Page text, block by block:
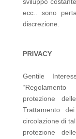
sviluppo
ecc.. sono
discrezione.
PRIVACY
Gentile
protezione
Trattamento
circolazione di
protezione